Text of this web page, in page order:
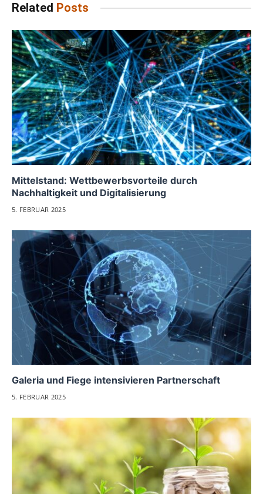
Related Posts
Mittelstand: Wettbewerbsvorteile durch
Nachhaltigkeit und Digitalisierung
5. FEBRUAR 2025
Galeria und Fiege intensivieren Partnerschaft
5. FEBRUAR 2025